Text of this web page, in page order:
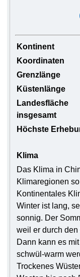
Kontinent
Koordinaten
Grenzlänge
Küstenlänge
Landesfläche
insgesamt
Höchste
Klima
Das Klima in
Klimaregionen
Kontinentales
Winter ist lang,
sonnig. Der
weil er durch
Dann kann es
schwül-warm
Trockenes